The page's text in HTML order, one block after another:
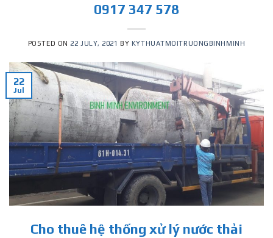
0917 347 578
POSTED ON 22 JULY, 2021 BY KYTHUATMOITRUONGBINHMINH
22
Jul
Cho thuê hệ thống xử lý nước thải